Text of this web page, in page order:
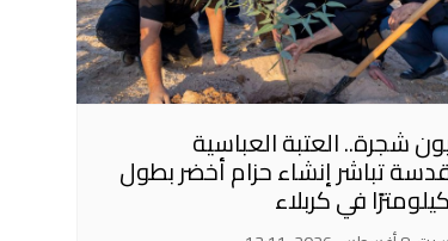
شجرة.. العتبة العباسية
تباشر إنشاء حزام أخضر بطول